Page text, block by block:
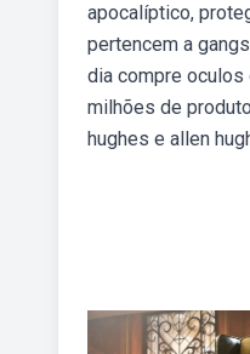
apocalíptico,
pertencem a
dia compre
milhões de
hughes e allen